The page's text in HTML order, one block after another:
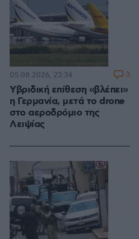
Υβριδική επίθεση «βλέπει»
η Γερμανία, μετά το drone
στο αεροδρόμιο της
Λειψίας
05.08.2026, 23:34 3